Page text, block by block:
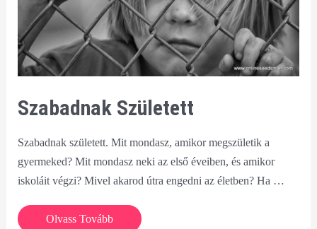
Szabadnak Született
Szabadnak született. Mit mondasz, amikor megszületik a
gyermeked? Mit mondasz neki az első éveiben, és amikor
iskoláit végzi? Mivel akarod útra engedni az életben? Ha …
Szabadnak
Olvass Tovább